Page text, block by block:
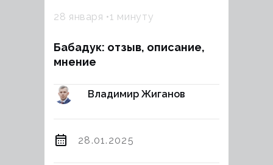
Владимир Жиганов
28.01.2025
28 января 1 минуту
Бабадук: отзыв, описание,
мнение